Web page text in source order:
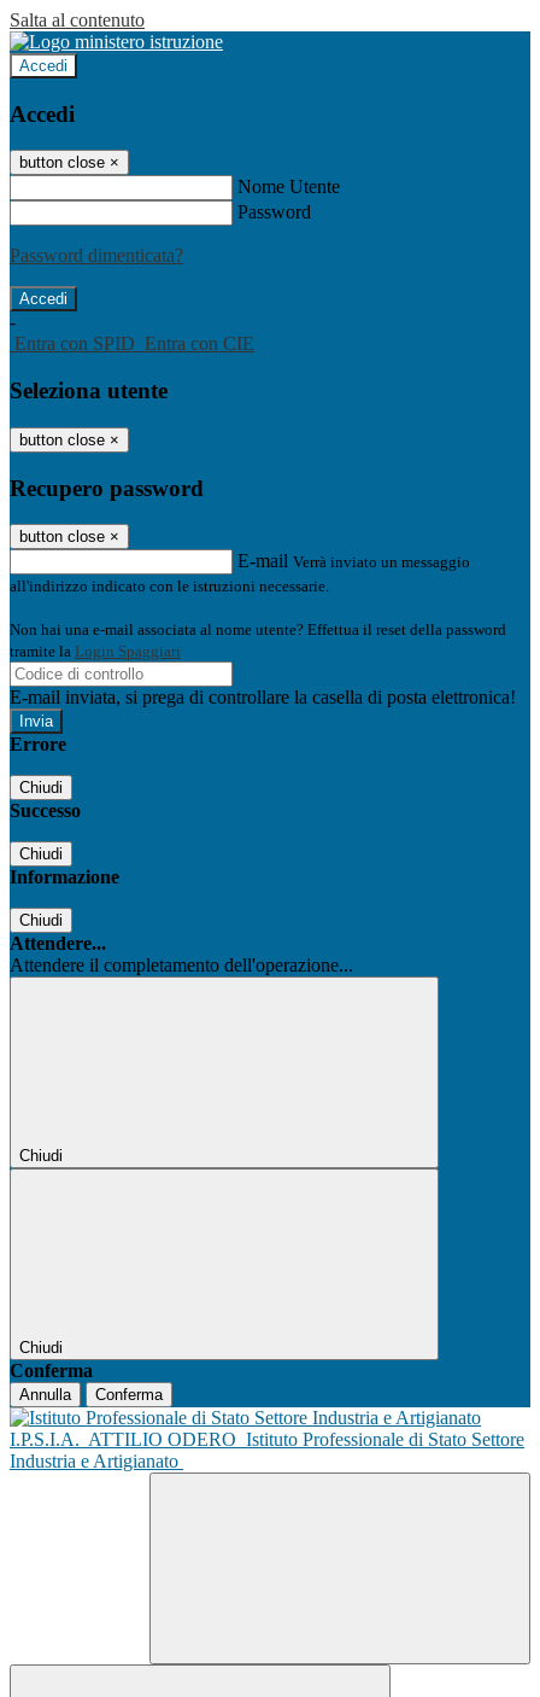
Salta al contenuto
Accedi
Accedi
button close ×
Nome Utente
Password
Password dimenticata?
-
Entra con SPID Entra con CIE
Seleziona utente
button close ×
Recupero password
button close ×
E-mail Verrà inviato un messaggio
all'indirizzo indicato con le istruzioni necessarie.
Non hai una e-mail associata al nome utente? Effettua il reset della password
tramite la Login Spaggiari
E-mail inviata, si prega di controllare la casella di posta elettronica!
Errore
Chiudi
Successo
Chiudi
Informazione
Chiudi
Attendere...
Attendere il completamento dell'operazione...
Chiudi
Chiudi
Conferma
Annulla Conferma
I.P.S.I.A. ATTILIO ODERO Istituto Professionale di Stato Settore
Industria e Artigianato